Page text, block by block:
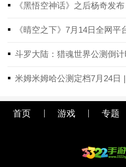
《黑悟空神话》之后杨奇发
《晴空之下》7月14日全网
斗罗大陆：猎魂世界公测倒
米姆米姆哈公测定档7月24日
首页 游戏 专题